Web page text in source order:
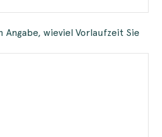
wieviel Vorlaufzeit Sie